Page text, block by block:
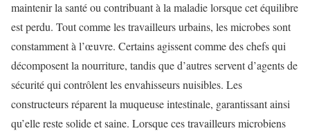
maintenir la santé ou contribuant à la maladie lorsque cet équilibre
est perdu. Tout comme les travailleurs urbains, les microbes sont
constamment à l’œuvre. Certains agissent comme des chefs qui
décomposent la nourriture, tandis que d’autres servent d’agents de
sécurité qui contrôlent les envahisseurs nuisibles. Les
constructeurs réparent la muqueuse intestinale, garantissant ainsi
qu’elle reste solide et saine. Lorsque ces travailleurs microbiens